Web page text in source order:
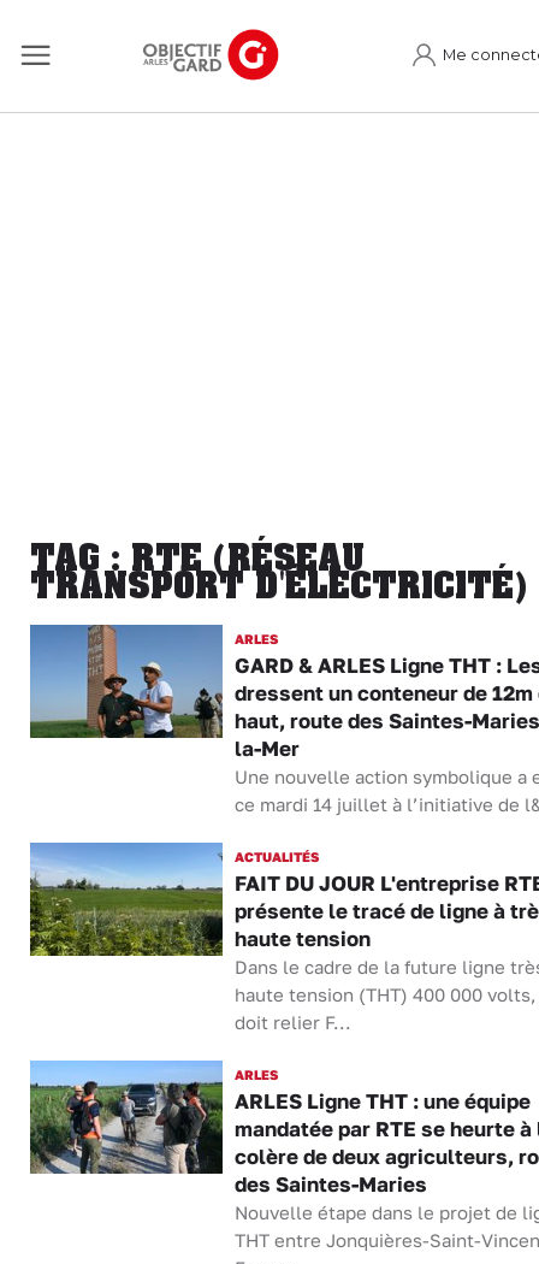
Me
TAG : RTE (RÉSEAU
TRANSPORT D'ÉLECTRICITÉ)
ARLES
GARD & ARLES Ligne THT :
dressent un conteneur de 12m
haut, route des Saintes-
la-Mer
Une nouvelle action symbolique a
ce mardi 14 juillet à l’initiative de
ACTUALITÉS
FAIT DU JOUR L'entreprise
présente le tracé de ligne à
haute tension
Dans le cadre de la future ligne
haute tension (THT) 400 000
doit relier F...
ARLES
ARLES Ligne THT : une équipe
mandatée par RTE se heurte à
colère de deux agriculteurs,
des Saintes-Maries
Nouvelle étape dans le projet de
THT entre Jonquières-Saint-